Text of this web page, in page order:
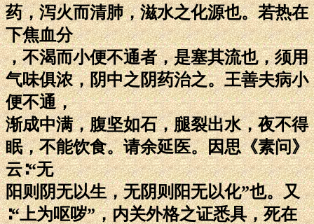
药，泻火而清肺，滋水之化源也。若热在
下焦血分
，不渴而小便不通者，是塞其流也，须用
气味俱浓，阴中之阴药治之。王善夫病小
便不通，
渐成中满，腹坚如石，腿裂出水，夜不得
眠，不能饮食。请余延医。因思《素问》
云∶“无
阳则阴无以生，无阴则阳无以化”也。又
∶“上为呕哕”，内关外格之证悉具，死在